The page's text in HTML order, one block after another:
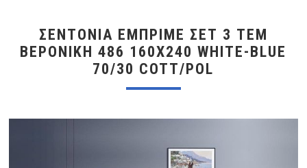
ΣΕΝΤΌΝΙΑ ΕΜΠΡΙΜΈ ΣΕΤ 3 ΤΕΜ
ΒΕΡΟΝΊΚΗ 486 160X240 WHITE-BLUE
70/30 COTT/POL